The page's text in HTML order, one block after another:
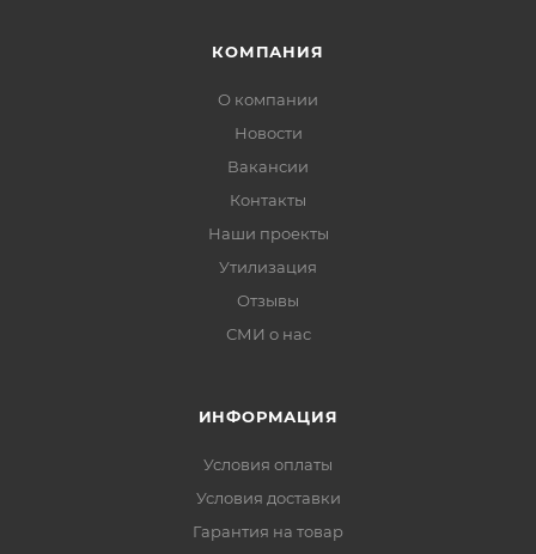
КОМПАНИЯ
О компании
Новости
Вакансии
Контакты
Наши проекты
Утилизация
Отзывы
СМИ о нас
ИНФОРМАЦИЯ
Условия оплаты
Условия доставки
Гарантия на товар